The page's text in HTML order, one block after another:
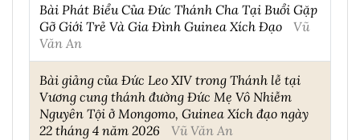
Bài Phát Biểu Của Đức Thánh Cha Tại Buổi Gặp
Gỡ Giới Trẻ Và Gia Đình Guinea Xích Đạo
Vũ
Văn An
Bài giảng của Đức Leo XIV trong Thánh lễ tại
Vương cung thánh đường Đức Mẹ Vô Nhiễm
Nguyên Tội ở Mongomo, Guinea Xích đạo ngày
22 tháng 4 năm 2026
Vũ Văn An